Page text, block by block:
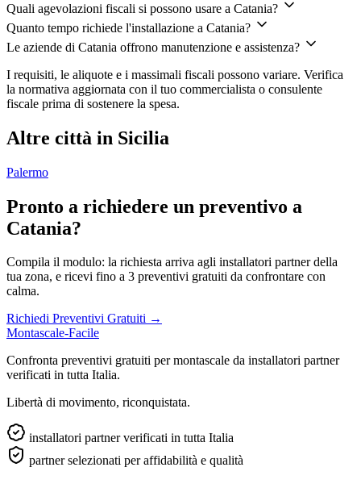
Quali agevolazioni fiscali si possono usare a Catania?
Quanto tempo richiede l'installazione a Catania?
Le aziende di Catania offrono manutenzione e assistenza?
I requisiti, le aliquote e i massimali fiscali possono variare. Verifica
la normativa aggiornata con il tuo commercialista o consulente
fiscale prima di sostenere la spesa.
Altre città in Sicilia
Palermo
Pronto a richiedere un preventivo a
Catania?
Compila il modulo: la richiesta arriva agli installatori partner della
tua zona, e ricevi fino a 3 preventivi gratuiti da confrontare con
calma.
Richiedi Preventivi Gratuiti →
Montascale-Facile
Confronta preventivi gratuiti per montascale da installatori partner
verificati in tutta Italia.
Libertà di movimento, riconquistata.
installatori partner verificati in tutta Italia
partner selezionati per affidabilità e qualità